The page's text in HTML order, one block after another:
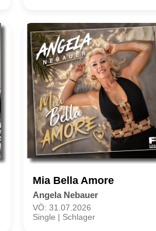
Mia Bella Amore
Angela Nebauer
VÖ: 31.07.2026
Single | Schlager